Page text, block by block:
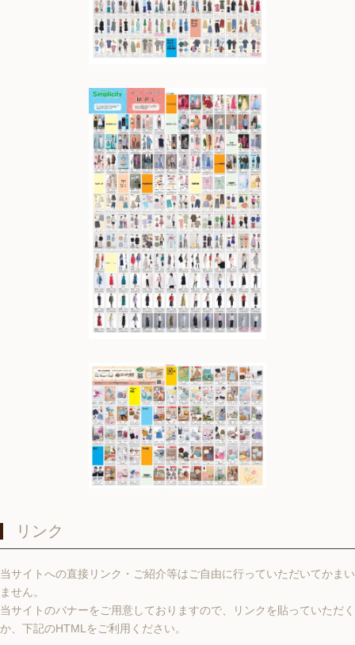
リンク
当サイトへの直接リンク・ご紹介等はご自由に行っていただいてかまい
ません。
当サイトのバナーをご用意しておりますので、リンクを貼っていただく
か、下記のHTMLをご利用ください。